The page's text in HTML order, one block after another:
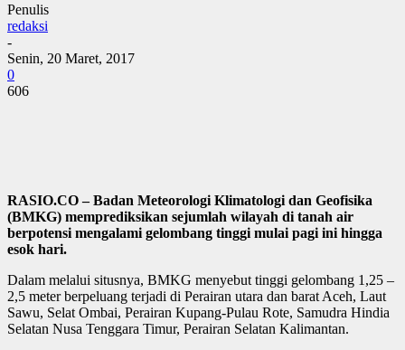
Penulis
redaksi
-
Senin, 20 Maret, 2017
0
606
RASIO.CO – Badan Meteorologi Klimatologi dan Geofisika
(BMKG) memprediksikan sejumlah wilayah di tanah air
berpotensi mengalami gelombang tinggi mulai pagi ini hingga
esok hari.
Dalam melalui situsnya, BMKG menyebut tinggi gelombang 1,25 –
2,5 meter berpeluang terjadi di Perairan utara dan barat Aceh, Laut
Sawu, Selat Ombai, Perairan Kupang-Pulau Rote, Samudra Hindia
Selatan Nusa Tenggara Timur, Perairan Selatan Kalimantan.